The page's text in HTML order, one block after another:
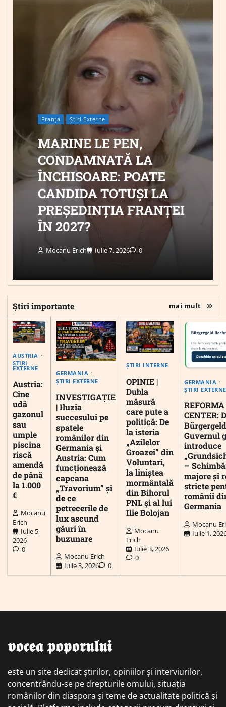
Franța Știri Externe
MARINE LE PEN,
CONDAMNATĂ LA
ÎNCHISOARE: POATE
CANDIDA TOTUȘI LA
PREȘEDINȚIA FRANȚEI
ÎN 2027?
Mocanu Erich Iulie 7, 2026 0
Știri importante mai mult
AUSTRIA
ȘTIRI
EXTERNE
Austria:
Cine
udă
gazonul
sau
umple
piscina
riscă
amendă
de până
la 1.000
€
Mocanu
Erich
Iulie 5,
2026
0
GERMANIA
ȘTIRI EXTERNE
INVESTIGAȚIE
| Iluzia
succesului pe
spatele
românilor din
Germania și
Austria: Cum
funcționează
capcana
„Travorium” și
de ce
petrecerile de
lux ascund
găuri în
buzunare
Mocanu Erich
Iulie 3, 2026
0
ȘTIRI INTERNE
OPINIE |
Dubla
măsură
care pute a
politică: De
la isteria
„Azilelor
Groazei” din
Voluntari,
la liniștea
mormântală
din Bihorul
PNL și al lui
Ilie Bolojan
Mocanu
Erich
Iulie 3, 2026
0
GERMANIA
ȘTIRI EXTERNE
CENTER:
Guvernul
introduce
–
majore și
stricte
românii
Germania
Mocanu
Iulie 1,
𝖛𝖔𝖈𝖊𝖆 𝖕𝖔𝖕𝖔𝖗𝖚𝖑𝖚𝖎
este un site dedicat știrilor, opiniilor și interviurilor,
concentrându-se pe drepturile omului, situația
românilor din diaspora și teme de actualitate politică și